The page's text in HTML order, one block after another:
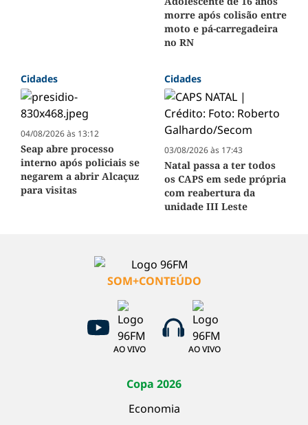
morre após colisão entre
moto e pá-carregadeira
no RN
Cidades
04/08/2026 às 13:12
Seap abre processo
interno após policiais se
negarem a abrir Alcaçuz
para visitas
Cidades
03/08/2026 às 17:43
Natal passa a ter todos
os CAPS em sede própria
com reabertura da
unidade III Leste
SOM+CONTEÚDO
AO VIVO AO VIVO
Copa 2026
Economia